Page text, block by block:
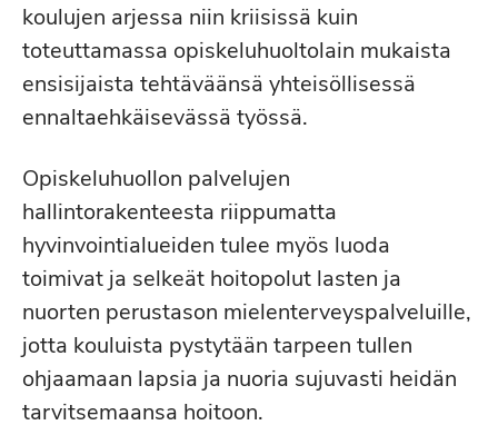
koulujen arjessa niin kriisissä kuin
toteuttamassa opiskeluhuoltolain mukaista
ensisijaista tehtäväänsä yhteisöllisessä
ennaltaehkäisevässä työssä.
Opiskeluhuollon palvelujen
hallintorakenteesta riippumatta
hyvinvointialueiden tulee myös luoda
toimivat ja selkeät hoitopolut lasten ja
nuorten perustason mielenterveyspalveluille,
jotta kouluista pystytään tarpeen tullen
ohjaamaan lapsia ja nuoria sujuvasti heidän
tarvitsemaansa hoitoon.